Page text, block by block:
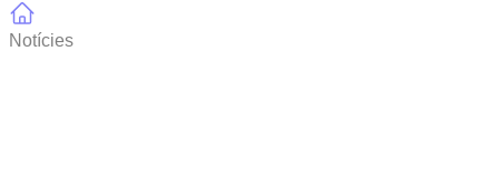
Notícies